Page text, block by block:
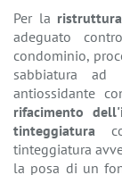
Per la
adeguato
condominio,
sabbiatura
antiossidante
rifacimento
tinteggiatura
tinteggiatura
la posa di un